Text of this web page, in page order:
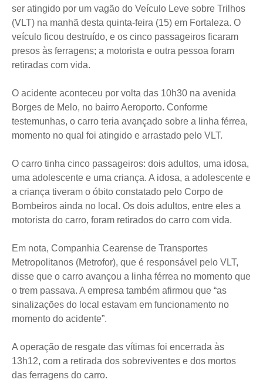
ser atingido por um vagão do Veículo Leve sobre Trilhos
(VLT) na manhã desta quinta-feira (15) em Fortaleza. O
veículo ficou destruído, e os cinco passageiros ficaram
presos às ferragens; a motorista e outra pessoa foram
retiradas com vida.
O acidente aconteceu por volta das 10h30 na avenida
Borges de Melo, no bairro Aeroporto. Conforme
testemunhas, o carro teria avançado sobre a linha férrea,
momento no qual foi atingido e arrastado pelo VLT.
O carro tinha cinco passageiros: dois adultos, uma idosa,
uma adolescente e uma criança. A idosa, a adolescente e
a criança tiveram o óbito constatado pelo Corpo de
Bombeiros ainda no local. Os dois adultos, entre eles a
motorista do carro, foram retirados do carro com vida.
Em nota, Companhia Cearense de Transportes
Metropolitanos (Metrofor), que é responsável pelo VLT,
disse que o carro avançou a linha férrea no momento que
o trem passava. A empresa também afirmou que “as
sinalizações do local estavam em funcionamento no
momento do acidente”.
A operação de resgate das vítimas foi encerrada às
13h12, com a retirada dos sobreviventes e dos mortos
das ferragens do carro.